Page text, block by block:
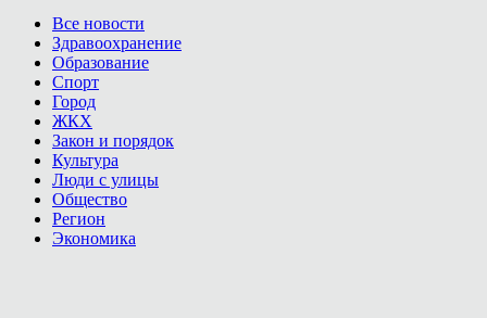
Все новости
Здравоохранение
Образование
Спорт
Город
ЖКХ
Закон и порядок
Культура
Люди с улицы
Общество
Регион
Экономика